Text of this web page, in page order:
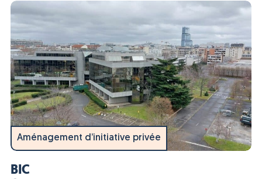
Aménagement d’initiative privée
BIC